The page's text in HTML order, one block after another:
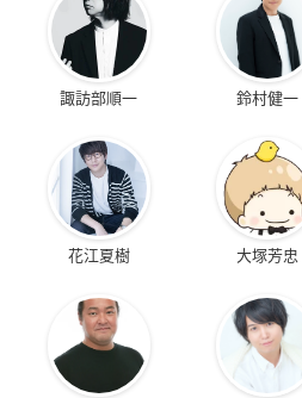
諏訪部順一 鈴村健一
花江夏樹 大塚芳忠